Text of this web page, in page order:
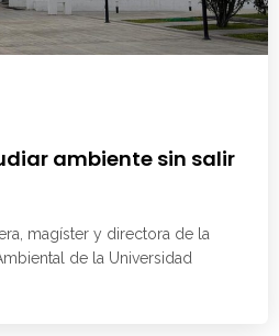
ambiente sin salir
magíster y directora de la
de la Universidad